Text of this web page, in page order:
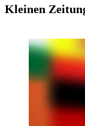
Kleinen